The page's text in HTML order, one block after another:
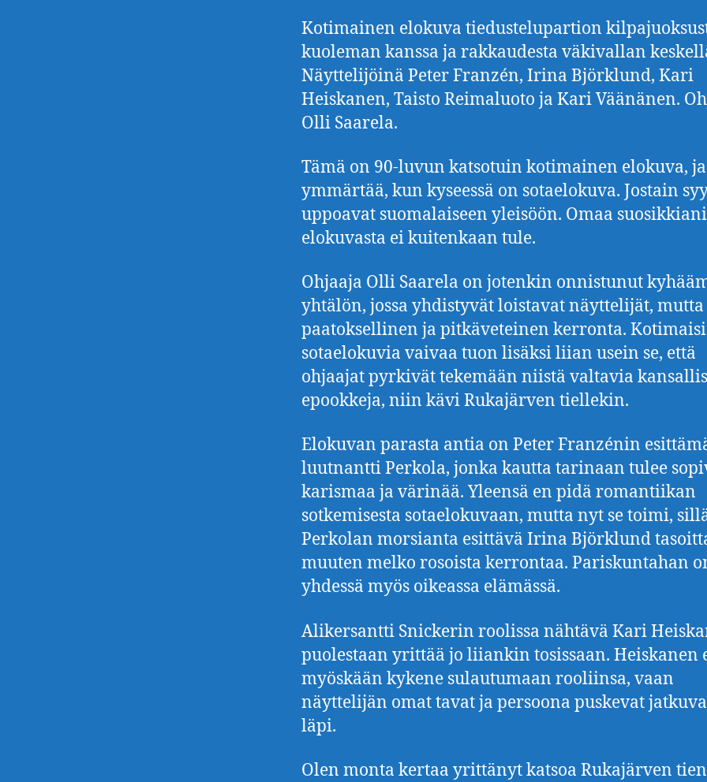
Kotimainen elokuva tiedustelupartion
kuoleman kanssa ja rakkaudesta väkivallan
Näyttelijöinä Peter Franzén, Irina Björklund, Kari
Heiskanen, Taisto Reimaluoto ja Kari Väänänen.
Olli Saarela.
Tämä on 90-luvun katsotuin kotimainen elokuva, ja
ymmärtää, kun kyseessä on sotaelokuva. Jostain
uppoavat suomalaiseen yleisöön. Omaa
elokuvasta ei kuitenkaan tule.
Ohjaaja Olli Saarela on jotenkin onnistunut
yhtälön, jossa yhdistyvät loistavat näyttelijät, mutta
paatoksellinen ja pitkäveteinen kerronta.
sotaelokuvia vaivaa tuon lisäksi liian usein se, että
ohjaajat pyrkivät tekemään niistä valtavia
epookkeja, niin kävi Rukajärven tiellekin.
Elokuvan parasta antia on Peter Franzénin
luutnantti Perkola, jonka kautta tarinaan tulee
karismaa ja värinää. Yleensä en pidä romantiikan
sotkemisesta sotaelokuvaan, mutta nyt se toimi,
Perkolan morsianta esittävä Irina Björklund
muuten melko rosoista kerrontaa. Pariskuntahan
yhdessä myös oikeassa elämässä.
Alikersantti Snickerin roolissa nähtävä Kari
puolestaan yrittää jo liiankin tosissaan. Heiskanen
myöskään kykene sulautumaan rooliinsa, vaan
näyttelijän omat tavat ja persoona puskevat
läpi.
Olen monta kertaa yrittänyt katsoa Rukajärven tien